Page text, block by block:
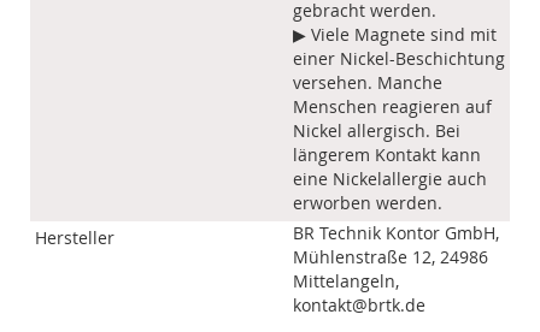
gebracht werden.
▶ Viele Magnete sind mit
einer Nickel-Beschichtung
versehen. Manche
Menschen reagieren auf
Nickel allergisch. Bei
längerem Kontakt kann
eine Nickelallergie auch
erworben werden.
Hersteller
BR Technik Kontor GmbH,
Mühlenstraße 12, 24986
Mittelangeln,
kontakt@brtk.de